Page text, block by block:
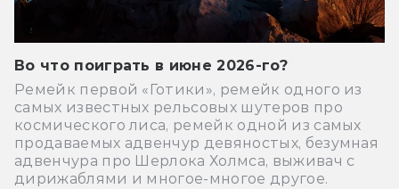
Во что поиграть в июне 2026-го?
Ремейк первой «Готики», ремейк одного из
самых известных рельсовых шутеров про
космического лиса, ремейк одной из самых
продаваемых адвенчур девяностых, безумная
адвенчура про Шерлока Холмса, выживач с
дирижаблями и многое-многое другое.